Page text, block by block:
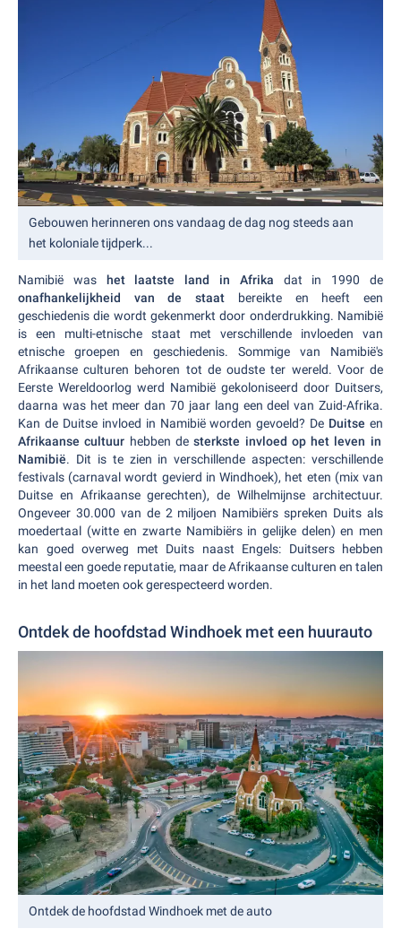
Gebouwen herinneren ons vandaag de dag nog steeds aan
het koloniale tijdperk...
Namibië was het laatste land in Afrika dat in 1990 de
onafhankelijkheid van de staat bereikte en heeft een
geschiedenis die wordt gekenmerkt door onderdrukking. Namibië
is een multi-etnische staat met verschillende invloeden van
etnische groepen en geschiedenis. Sommige van Namibië's
Afrikaanse culturen behoren tot de oudste ter wereld. Voor de
Eerste Wereldoorlog werd Namibië gekoloniseerd door Duitsers,
daarna was het meer dan 70 jaar lang een deel van Zuid-Afrika.
Kan de Duitse invloed in Namibië worden gevoeld? De Duitseen
Afrikaanse cultuur hebben desterkste invloed op het leven in
Namibië. Dit is te zien in verschillende aspecten: verschillende
festivals (carnaval wordt gevierd in Windhoek), het eten (mix van
Duitse en Afrikaanse gerechten), de Wilhelmijnse architectuur.
Ongeveer 30.000 van de 2 miljoen Namibiërs spreken Duits als
moedertaal (witte en zwarte Namibiërs in gelijke delen) en men
kan goed overweg met Duits naast Engels: Duitsers hebben
meestal een goede reputatie, maar de Afrikaanse culturen en talen
in het land moeten ook gerespecteerd worden.
Ontdek de hoofdstad Windhoek met een huurauto
Ontdek de hoofdstad Windhoek met de auto